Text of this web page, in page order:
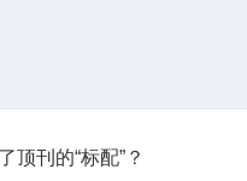
顶刊的“标配”？